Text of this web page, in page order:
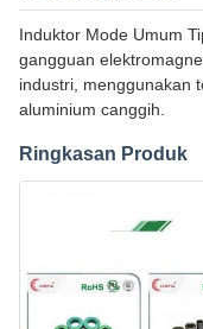
Induktor Mode Umum
gangguan
industri, menggunakan
aluminium canggih.
Ringkasan Produk